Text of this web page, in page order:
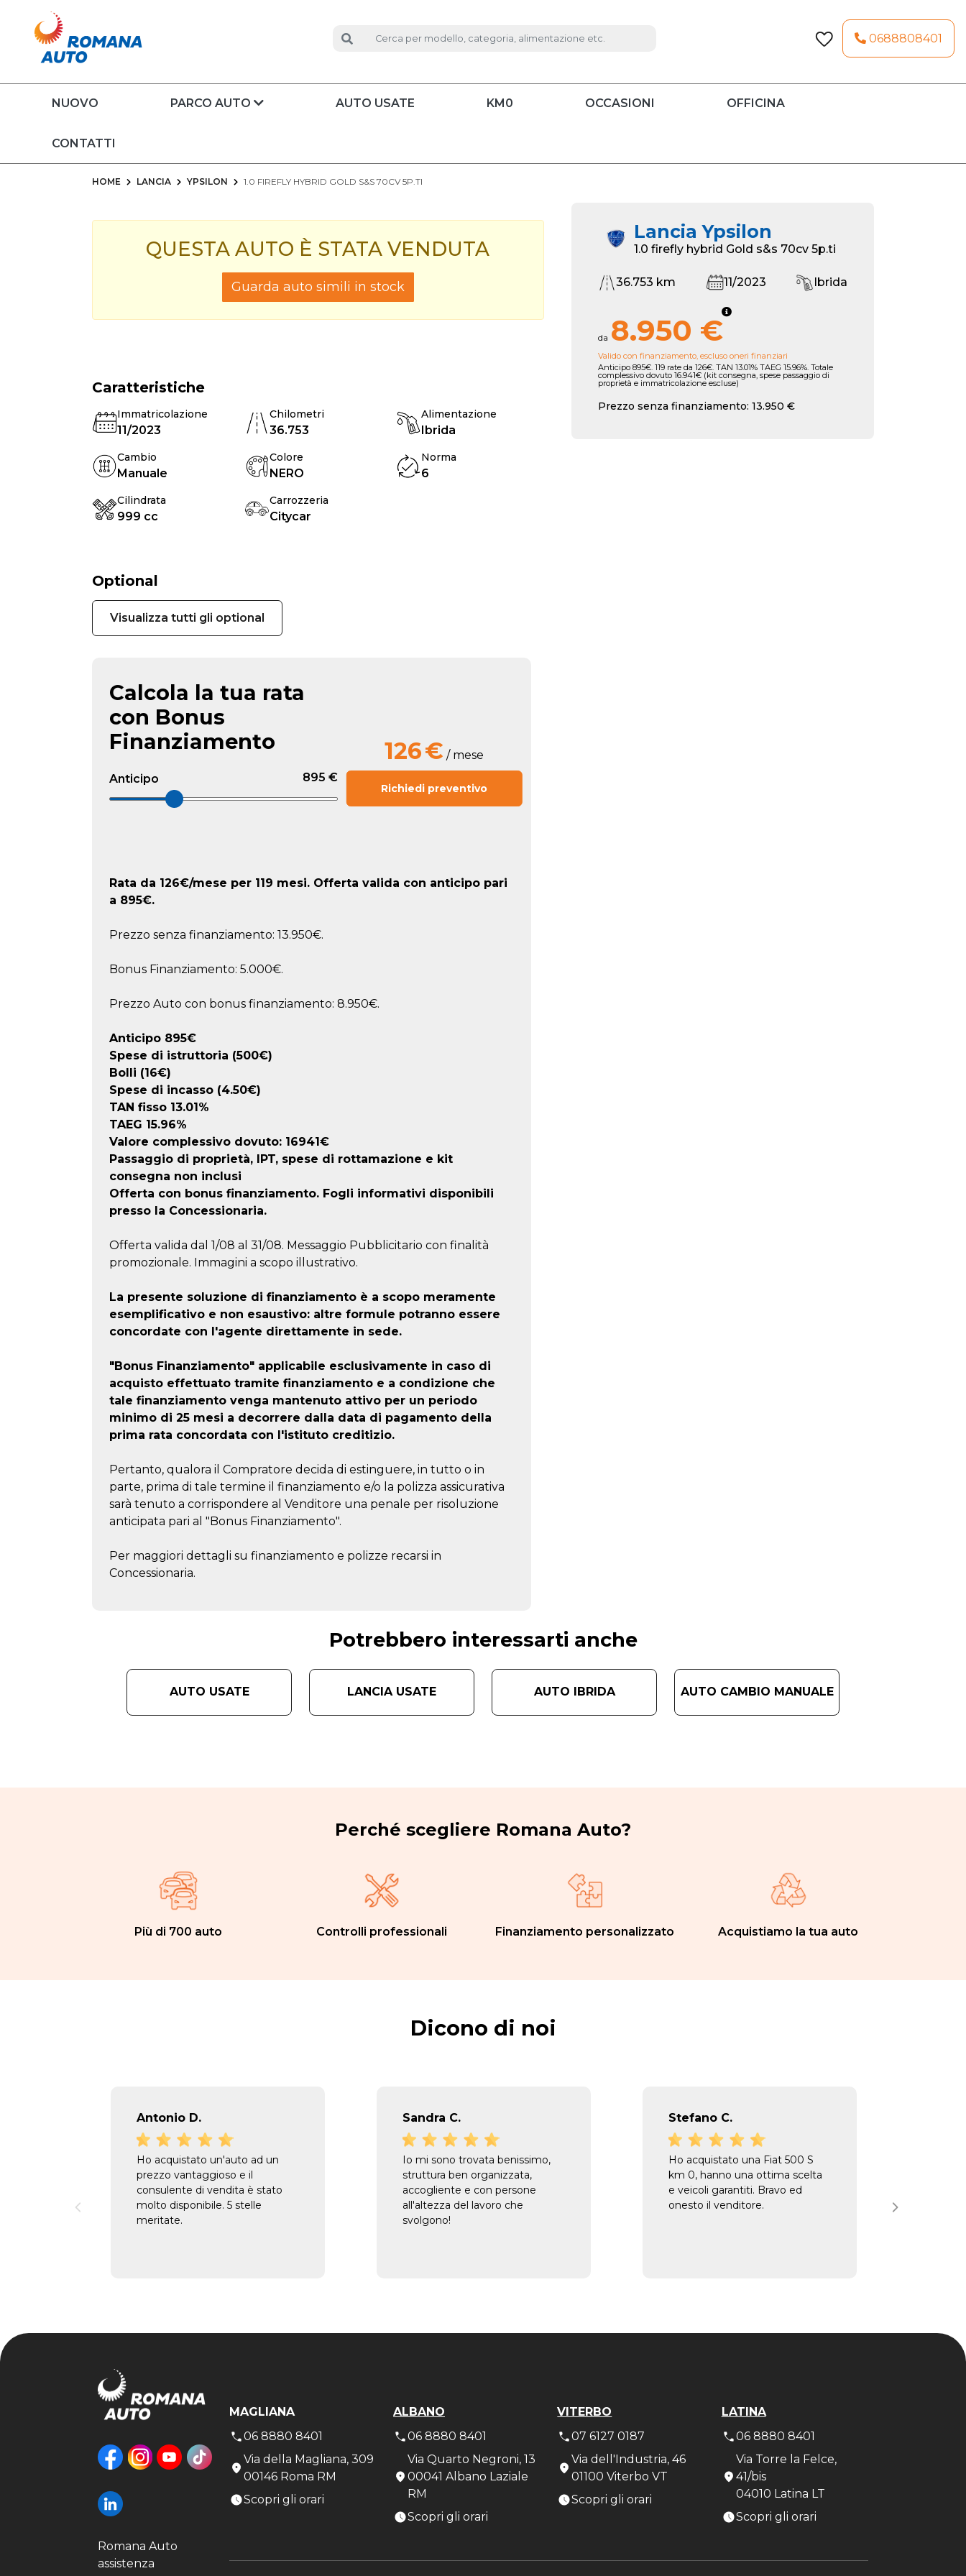
0688808401
NUOVO PARCO AUTO AUTO USATE KM0 OCCASIONI OFFICINA
CONTATTI
HOME LANCIA YPSILON 1.0 FIREFLY HYBRID GOLD S&S 70CV 5P.TI
QUESTA AUTO È STATA VENDUTA
Guarda auto simili in stock
Lancia Ypsilon
1.0 firefly hybrid Gold s&s 70cv 5p.ti
36.753 km 11/2023 Ibrida
da 8.950 €
Valido con finanziamento, escluso oneri finanziari
Anticipo 895€. 119 rate da 126€. TAN 13.01% TAEG 15.96%. Totale
complessivo dovuto 16.941€ (kit consegna, spese passaggio di
proprietà e immatricolazione escluse)
Prezzo senza finanziamento: 13.950 €
Caratteristiche
Immatricolazione
11/2023
Chilometri
36.753
Alimentazione
Ibrida
Cambio
Manuale
Colore
NERO
Norma
6
Cilindrata
999 cc
Carrozzeria
Citycar
Optional
Visualizza tutti gli optional
Calcola la tua rata
con Bonus
Finanziamento
Anticipo 895 €
126€ / mese
Richiedi preventivo
Rata da 126€/mese per 119 mesi. Offerta valida con anticipo pari
a 895€.
Prezzo senza finanziamento: 13.950€.
Bonus Finanziamento: 5.000€.
Prezzo Auto con bonus finanziamento: 8.950€.
Anticipo 895€
Spese di istruttoria (500€)
Bolli (16€)
Spese di incasso (4.50€)
TAN fisso 13.01%
TAEG 15.96%
Valore complessivo dovuto: 16941€
Passaggio di proprietà, IPT, spese di rottamazione e kit
consegna non inclusi
Offerta con bonus finanziamento. Fogli informativi disponibili
presso la Concessionaria.
Offerta valida dal 1/08 al 31/08. Messaggio Pubblicitario con finalità
promozionale. Immagini a scopo illustrativo.
La presente soluzione di finanziamento è a scopo meramente
esemplificativo e non esaustivo: altre formule potranno essere
concordate con l'agente direttamente in sede.
"Bonus Finanziamento" applicabile esclusivamente in caso di
acquisto effettuato tramite finanziamento e a condizione che
tale finanziamento venga mantenuto attivo per un periodo
minimo di 25 mesi a decorrere dalla data di pagamento della
prima rata concordata con l'istituto creditizio.
Pertanto, qualora il Compratore decida di estinguere, in tutto o in
parte, prima di tale termine il finanziamento e/o la polizza assicurativa
sarà tenuto a corrispondere al Venditore una penale per risoluzione
anticipata pari al "Bonus Finanziamento".
Per maggiori dettagli su finanziamento e polizze recarsi in
Concessionaria.
Potrebbero interessarti anche
AUTO USATE LANCIA USATE AUTO IBRIDA AUTO CAMBIO MANUALE
Perché scegliere Romana Auto?
Più di 700 auto Controlli professionali Finanziamento personalizzato Acquistiamo la tua auto
Dicono di noi
Antonio D.
Ho acquistato un'auto ad un
prezzo vantaggioso e il
consulente di vendita è stato
molto disponibile. 5 stelle
meritate.
Sandra C.
Io mi sono trovata benissimo,
struttura ben organizzata,
accogliente e con persone
all'altezza del lavoro che
svolgono!
Stefano C.
Ho acquistato una Fiat 500 S
km 0, hanno una ottima scelta
e veicoli garantiti. Bravo ed
onesto il venditore.
Romana Auto
assistenza
MAGLIANA
06 8880 8401
Via della Magliana, 309
00146 Roma RM
Scopri gli orari
ALBANO
06 8880 8401
Via Quarto Negroni, 13
00041 Albano Laziale
RM
Scopri gli orari
VITERBO
07 6127 0187
Via dell'Industria, 46
01100 Viterbo VT
Scopri gli orari
LATINA
06 8880 8401
Via Torre la Felce,
41/bis
04010 Latina LT
Scopri gli orari